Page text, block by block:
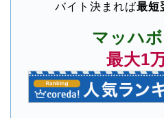
バイト決まれば最短
マッハ
最大1